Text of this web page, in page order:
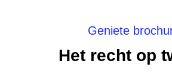
Geniete
Het recht op